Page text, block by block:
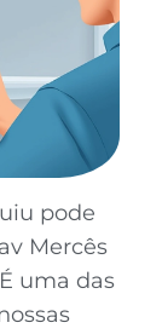
pode
Mercês
uma das